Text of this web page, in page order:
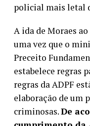
policial mais letal
A ida de Moraes
uma vez que o
Preceito
estabelece regras
regras da ADPF
elaboração de um
criminosas.De